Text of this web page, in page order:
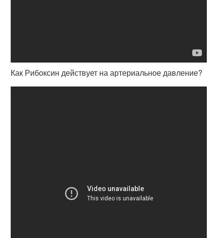
Как Рибоксин действует на артериальное давление?